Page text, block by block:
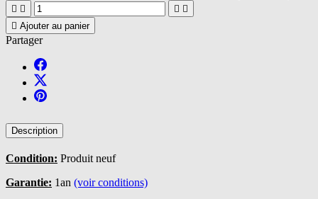
   
 Ajouter au panier
Partager
Description
Condition: Produit neuf
Garantie: 1an (voir conditions)